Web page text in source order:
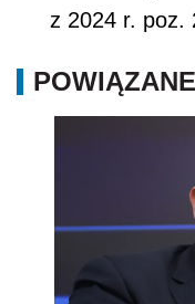
z 2024 r. poz.
POWIĄZANE